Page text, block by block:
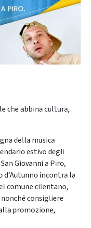
che abbina cultura,
della musica
estivo degli
Giovanni a Piro,
incontra la
comune cilentano,
consigliere
promozione,